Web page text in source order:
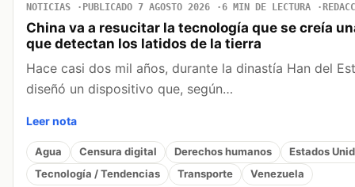
NOTICIAS PUBLICADO 7 AGOSTO 2026 6 MIN DE LECTURA
China va a resucitar la tecnología que se creía
que detectan los latidos de la tierra
Hace casi dos mil años, durante la dinastía Han del
diseñó un dispositivo que, según…
Leer nota
Agua Censura digital Derechos humanos
Estados
Tecnología / Tendencias
Transporte Venezuela